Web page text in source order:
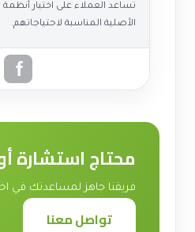
تساعد العملاء على اختيار أنظمة
الأصلية المناسبة لاحتياجاتهم.
محتاج استشارة
فريقنا جاهز لمساعدتك في
تواصل معنا